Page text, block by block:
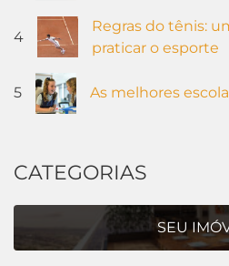
4
Regras do tênis:
praticar o esporte
5 As melhores
CATEGORIAS
SEU